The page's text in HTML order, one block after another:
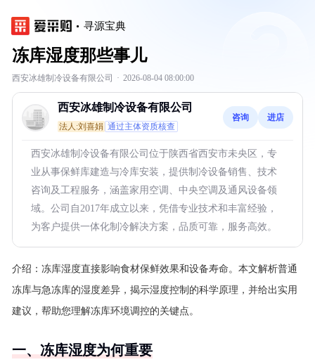
寻源宝典
冻库湿度那些事儿
西安冰雄制冷设备有限公司 · 2026-08-04 08:00:00
西安冰雄制冷设备有限公司
法人:刘喜娟 通过主体资质核查
咨询 进店
西安冰雄制冷设备有限公司位于陕西省西安市未央区，专
业从事保鲜库建造与冷库安装，提供制冷设备销售、技术
咨询及工程服务，涵盖家用空调、中央空调及通风设备领
域。公司自2017年成立以来，凭借专业技术和丰富经验，
为客户提供一体化制冷解决方案，品质可靠，服务高效。
介绍： 冻库湿度直接影响食材保鲜效果和设备寿命。本文解析普通
冻库与急冻库的湿度差异，揭示湿度控制的科学原理，并给出实用
建议，帮助您理解冻库环境调控的关键点。
一、冻库湿度为何重要